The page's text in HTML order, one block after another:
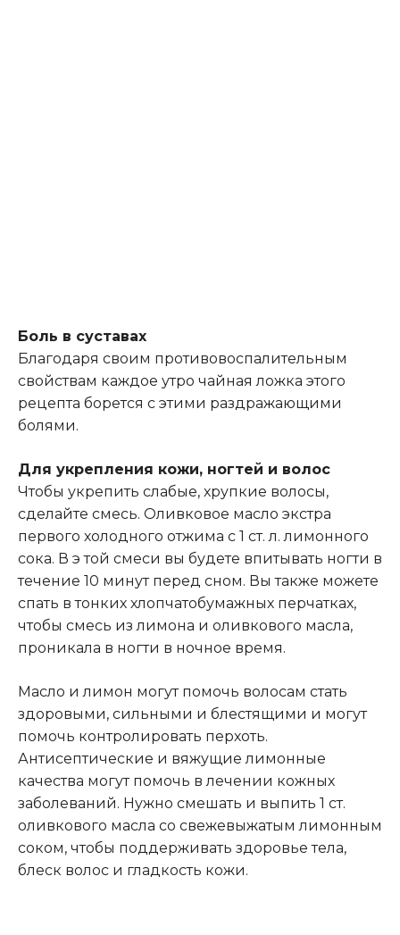
Боль в суставах
Благодаря своим противовоспалительным
свойствам каждое утро чайная ложка этого
рецепта борется с этими раздражающими
болями.
Для укрепления кожи, ногтей и волос
Чтобы укрепить слабые, хрупкие волосы,
сделайте смесь. Оливковое масло экстра
первого холодного отжима с 1 ст. л. лимонного
сока. В э той смеси вы будете впитывать ногти в
течение 10 минут перед сном. Вы также можете
спать в тонких хлопчатобумажных перчатках,
чтобы смесь из лимона и оливкового масла,
проникала в ногти в ночное время.
Масло и лимон могут помочь волосам стать
здоровыми, сильными и блестящими и могут
помочь контролировать перхоть.
Антисептические и вяжущие лимонные
качества могут помочь в лечении кожных
заболеваний. Нужно смешать и выпить 1 ст.
оливкового масла со свежевыжатым лимонным
соком, чтобы поддерживать здоровье тела,
блеск волос и гладкость кожи.